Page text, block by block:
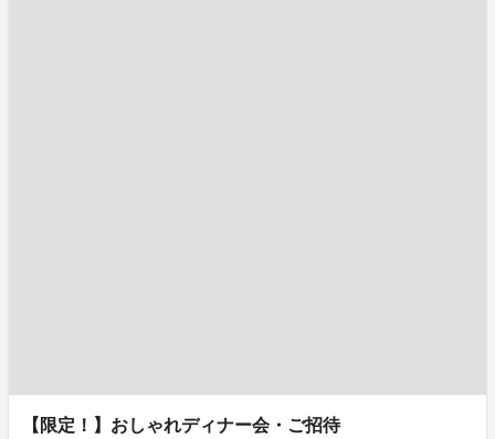
【限定！】おしゃれディナー会・ご招待